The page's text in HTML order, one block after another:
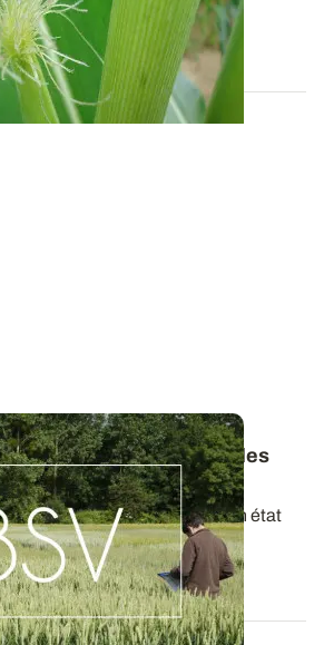
récolte...
du Végétal - Consultez les
votre région
chaque semaine, dressent un état
cultures...